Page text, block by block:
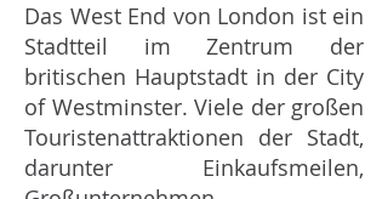
Das West End von London ist ein
Stadtteil im Zentrum der
britischen Hauptstadt in der City
of Westminster. Viele der großen
Touristenattraktionen der Stadt,
darunter Einkaufsmeilen,